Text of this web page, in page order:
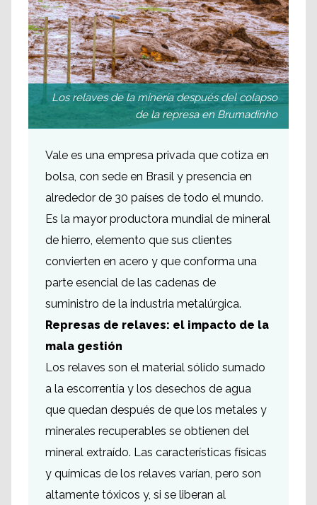
Los relaves de la minería después del colapso
de la represa en Brumadinho
Vale es una empresa privada que cotiza en
bolsa, con sede en Brasil y presencia en
alrededor de 30 países de todo el mundo.
Es la mayor productora mundial de mineral
de hierro, elemento que sus clientes
convierten en acero y que conforma una
parte esencial de las cadenas de
suministro de la industria metalúrgica.
Represas de relaves: el impacto de la
mala gestión
Los relaves son el material sólido sumado
a la escorrentía y los desechos de agua
que quedan después de que los metales y
minerales recuperables se obtienen del
mineral extraído. Las características físicas
y químicas de los relaves varían, pero son
altamente tóxicos y, si se liberan al